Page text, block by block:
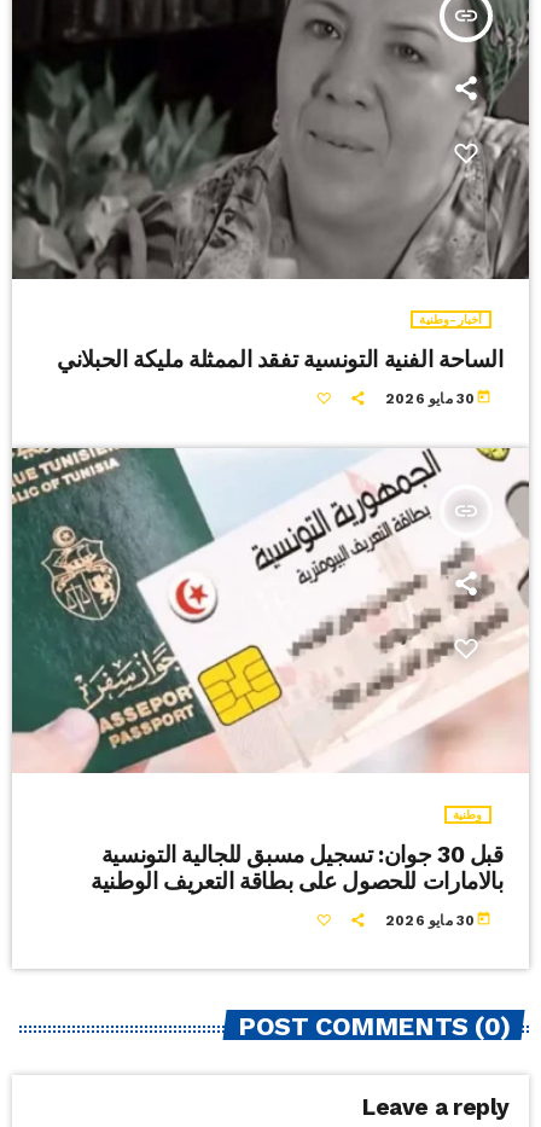
insert_link
أخبار-وطنية
الساحة الفنية التونسية تفقد الممثلة مليكة الحبلاني
today 30 مايو 2026
insert_link
وطنية
قبل 30 جوان: تسجيل مسبق للجالية التونسية
بالامارات للحصول على بطاقة التعريف الوطنية
today 30 مايو 2026
POST COMMENTS (0)
Leave a reply